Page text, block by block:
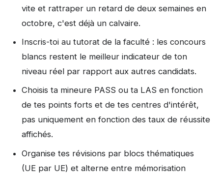
vite et rattraper un retard de deux semaines en
octobre, c'est déjà un calvaire.
Inscris-toi au tutorat de la faculté : les concours
blancs restent le meilleur indicateur de ton
niveau réel par rapport aux autres candidats.
Choisis ta mineure PASS ou ta LAS en fonction
de tes points forts et de tes centres d'intérêt,
pas uniquement en fonction des taux de réussite
affichés.
Organise tes révisions par blocs thématiques
(UE par UE) et alterne entre mémorisation